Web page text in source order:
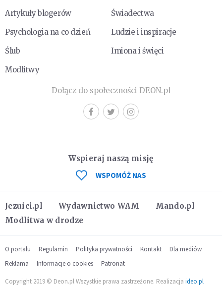
Artykuły blogerów
Świadectwa
Psychologia na co dzień
Ludzie i inspiracje
Ślub
Imiona i święci
Modlitwy
Dołącz do społeczności DEON.pl
Jezuici.pl Wydawnictwo WAM
Mando.pl
Modlitwa w drodze
Wspieraj naszą misję
WSPOMÓŻ NAS
O portalu Regulamin Polityka prywatności Kontakt
Dla mediów
Reklama
Informacje o cookies Patronat
Copyright 2019 © Deon.pl Wszystkie prawa zastrzeżone. Realizacja ideo.pl